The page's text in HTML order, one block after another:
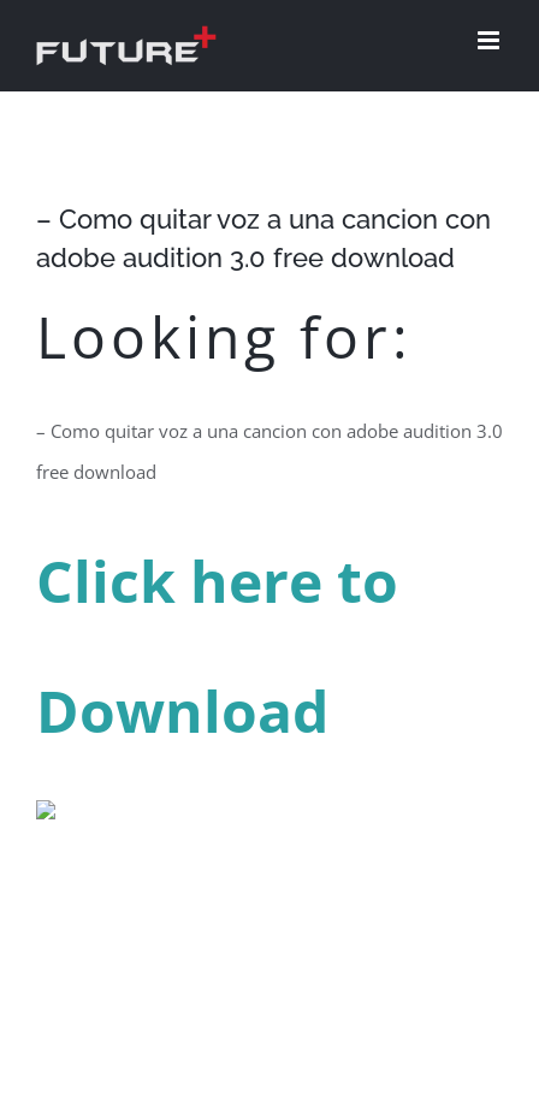
– Como quitar voz a una cancion con
adobe audition 3.0 free download
Looking for:
– Como quitar voz a una cancion con adobe audition 3.0
free download
Click here to
Download